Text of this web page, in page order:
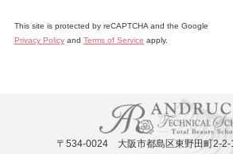
This site is protected by reCAPTCHA and the Google
Privacy Policyand Terms of Service apply.
〒534-0024 大阪市都島区東野田町2-2-